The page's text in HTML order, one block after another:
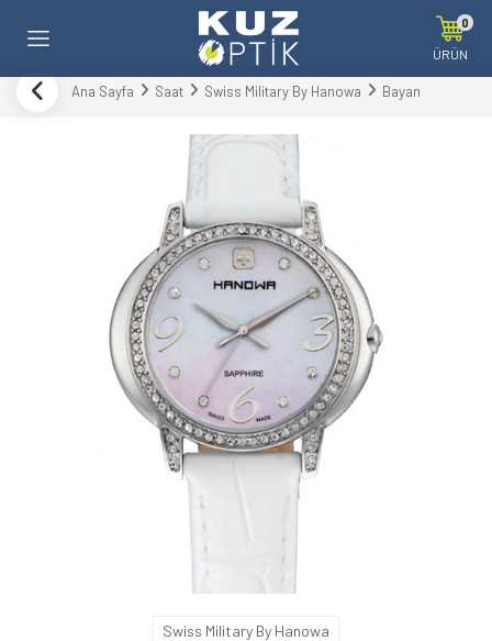
0
ÜRÜN
Ana Sayfa Saat Swiss Military By Hanowa Bayan
Swiss Military By Hanowa